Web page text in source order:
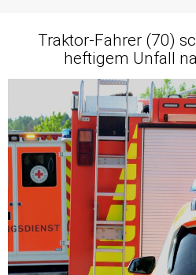
Traktor-Fahrer (70)
heftigem Unfall